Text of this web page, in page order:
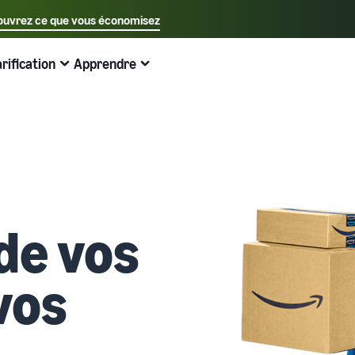
ce que vous économisez
Sélectionnez votre langue préférée
中文 - CN
aider à vendre 9 fois plus la première année
Expédié par Amazon
Externalisez l'expédition, les retours et le service client
Utilisez votre stock Expédié par Amazon pour les ventes
sur d'autres canaux
Produits à bas prix
Vendez des produits à bas prix et atteignez des millions
millions de clients Amazon
Partenaire de vente App Store
Découvrez des partenaires logiciels approuvés par
Amazon
Apprendre
Trouvez des produits tendance pour votre entreprise en
ligne
Gestion des stocks pour le commerce
électronique
Guide de base sur le fonctionnement de la gestion des
vos